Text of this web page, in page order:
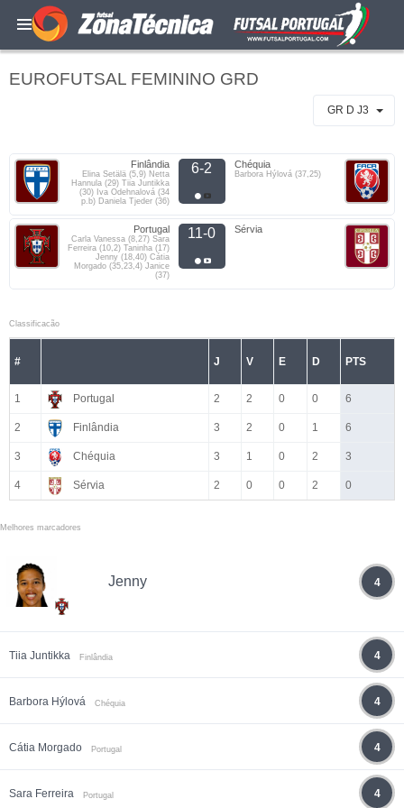
EUROFUTSAL FEMININO GRD
GR D J3
Finlândia
Elina Setälä (5,9) Netta
Hannula (29) Tiia Juntikka
(30) Iva Odehnalová (34
p.b) Daniela Tjeder (36)
6-2 Chéquia
Barbora Hýlová (37,25)
Portugal
Carla Vanessa (8,27) Sara
Ferreira (10,2) Taninha (17)
Jenny (18,40) Cátia
Morgado (35,23,4) Janice
(37)
11-0 Sérvia
Classificacão
# J V E D PTS
1 Portugal 2 2 0 0 6
2 Finlândia 3 2 0 1 6
3 Chéquia 3 1 0 2 3
4 Sérvia 2 0 0 2 0
Melhores marcadores
Jenny 4
Tiia Juntikka Finlândia 4
Barbora Hýlová Chéquia 4
Cátia Morgado Portugal 4
Sara Ferreira Portugal 4